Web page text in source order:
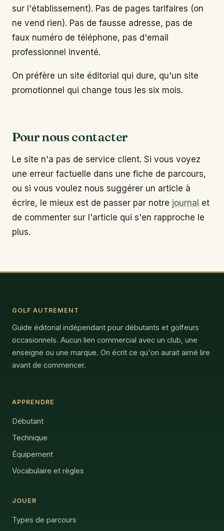
sur l'établissement). Pas de pages tarifaires (on
ne vend rien). Pas de fausse adresse, pas de
faux numéro de téléphone, pas d'email
professionnel inventé.
On préfère un site éditorial qui dure, qu'un site
promotionnel qui change tous les six mois.
Pour nous contacter
Le site n'a pas de service client. Si vous voyez
une erreur factuelle dans une fiche de parcours,
ou si vous voulez nous suggérer un article à
écrire, le mieux est de passer par notre journal et
de commenter sur l'article qui s'en rapproche le
plus.
GOLF AUTREMENT
Guide éditorial indépendant pour débutants et golfeurs
occasionnels. Aucun lien commercial avec un club, une
enseigne ou une marque. On écrit ce qu'on aurait aimé lire
avant de commencer.
APPRENDRE
Débutant
Technique
Équipement
Vocabulaire et règles
JOUER
Types de parcours